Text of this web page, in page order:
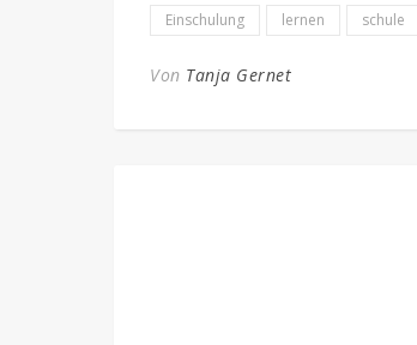
Einschulung lernen schule
Von Tanja Gernet